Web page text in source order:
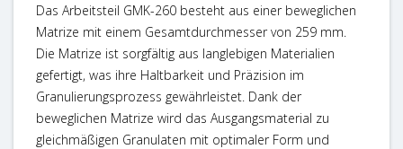
Das Arbeitsteil GMK-260 besteht aus einer beweglichen
Matrize mit einem Gesamtdurchmesser von 259 mm.
Die Matrize ist sorgfältig aus langlebigen Materialien
gefertigt, was ihre Haltbarkeit und Präzision im
Granulierungsprozess gewährleistet. Dank der
beweglichen Matrize wird das Ausgangsmaterial zu
gleichmäßigen Granulaten mit optimaler Form und